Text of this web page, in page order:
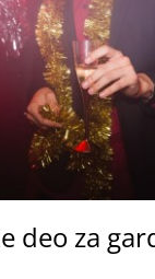
deo za